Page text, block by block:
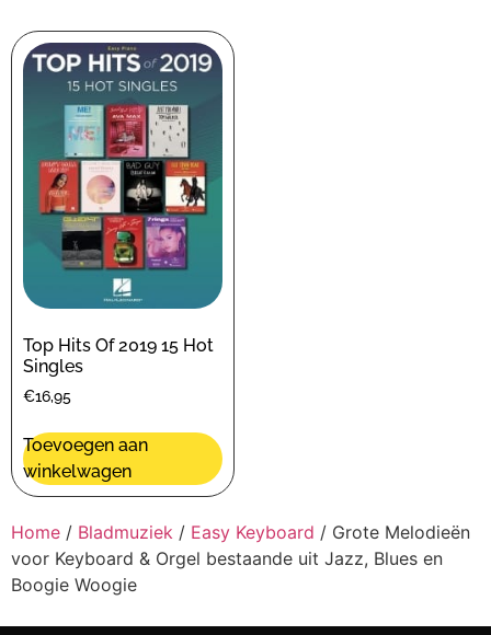
Top Hits Of 2019 15 Hot
Singles
€16,95
Toevoegen aan
winkelwagen
Home / Bladmuziek / Easy Keyboard / Grote Melodieën
voor Keyboard & Orgel bestaande uit Jazz, Blues en
Boogie Woogie